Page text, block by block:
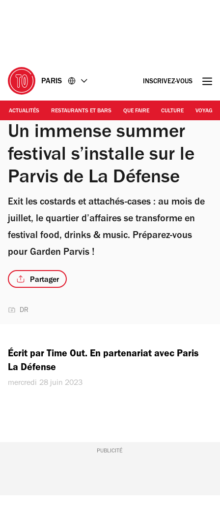
PARIS INSCRIVEZ-VOUS
ACTUALITÉS RESTAURANTS ET BARS QUE FAIRE CULTURE VOYAGE
Un immense summer
festival s’installe sur le
Parvis de La Défense
Exit les costards et attachés-cases : au mois de
juillet, le quartier d’affaires se transforme en
festival food, drinks & music. Préparez-vous
pour Garden Parvis !
Partager
DR
Écrit par Time Out. En partenariat avec Paris
La Défense
mercredi 28 juin 2023
PUBLICITÉ